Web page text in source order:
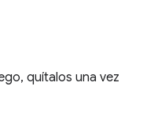
quítalos una vez